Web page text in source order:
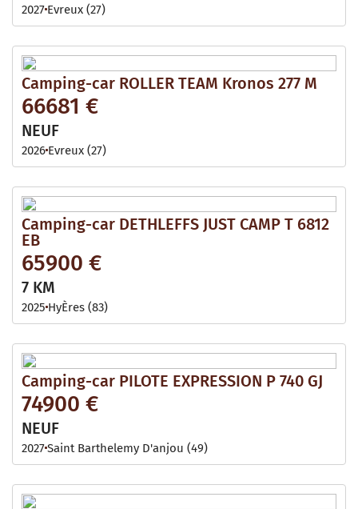
2027 Evreux (27)
Camping-car ROLLER TEAM Kronos 277 M
66681 €
NEUF
2026 Evreux (27)
Camping-car DETHLEFFS JUST CAMP T 6812
EB
65900 €
7 KM
2025 HyÈres (83)
Camping-car PILOTE EXPRESSION P 740 GJ
74900 €
NEUF
2027Saint Barthelemy D'anjou (49)